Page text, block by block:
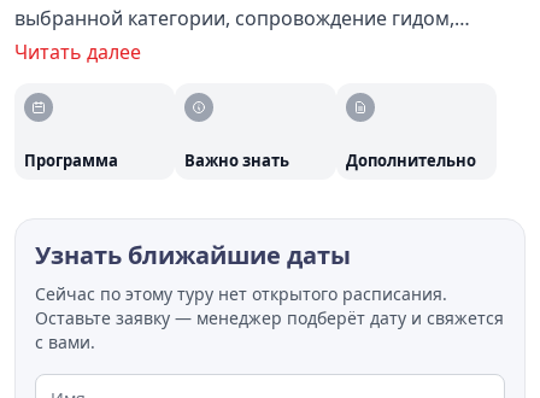
выбранной категории, сопровождение гидом,
транспортно-экскурсионное обслуживание, входные
новогодний период, с акцентом на северную
культуру и традиции, красивую природу и
Читать далее
Программа Важно знать Дополнительно
Узнать ближайшие даты
Сейчас по этому туру нет открытого расписания.
Оставьте заявку — менеджер подберёт дату и свяжется
с вами.